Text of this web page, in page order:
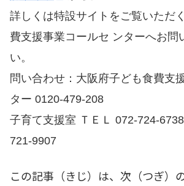
詳しくは特設サイトをご覧いただ
費支援事業コールセ ンターへお問
い。
問い合わせ：大阪府子ども食費支
ター 0120‐479‐208
子育て支援室 ＴＥＬ
721‐9907
この記事（きじ）は、次（つぎ）